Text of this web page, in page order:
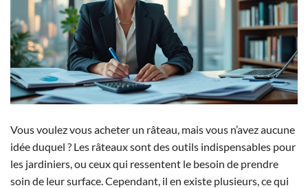
Vous voulez vous acheter un râteau, mais vous n’avez aucune
idée duquel ? Les râteaux sont des outils indispensables pour
les jardiniers, ou ceux qui ressentent le besoin de prendre
soin de leur surface. Cependant, il en existe plusieurs, ce qui